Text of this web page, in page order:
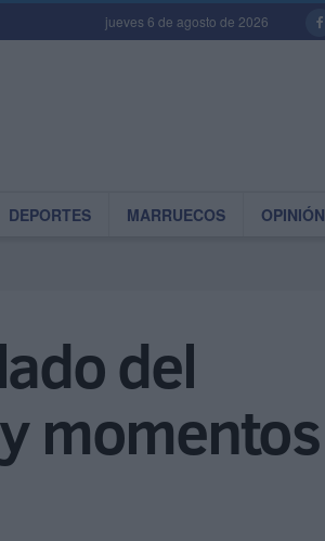
jueves 6 de agosto de 2026
DEPORTES MARRUECOS OPINIÓN
del
momentos